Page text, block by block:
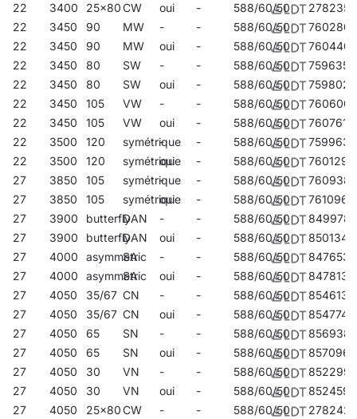
22
3400 25x80CW oui - 588/60/50
278235
22
3450 90 MW - - 588/60/50
760280
22
3450 90 MW oui - 588/60/50
760440
22
3450 80 SW - - 588/60/50
759635
22
3450 80 SW oui - 588/60/50
759802
22
3450 105 VW - - 588/60/50
760600
22
3450 105 VW oui - 588/60/50
760761
22
3500 120 symétrique
- - 588/60/50
759963
22
3500 120 symétrique
oui - 588/60/50
760129
27
3850 105 symétrique
- - 588/60/50
760938
27
3850 105 symétrique
oui - 588/60/50
761096
27
3900 butterflyDAN - - 588/60/50
849978
27
3900 butterflyDAN oui - 588/60/50
850134
27
4000 asymmetric
SA - - 588/60/50
847653
27
4000 asymmetric
SA oui - 588/60/50
847813
27
4050 35/67 CN - - 588/60/50
854613
27
4050 35/67 CN oui - 588/60/50
854774
27
4050 65 SN - - 588/60/50
856938
27
4050 65 SN oui - 588/60/50
857096
27
4050 30 VN - - 588/60/50
852299
27
4050 30 VN oui - 588/60/50
852459
27
4050 25x80CW - - 588/60/50
278242